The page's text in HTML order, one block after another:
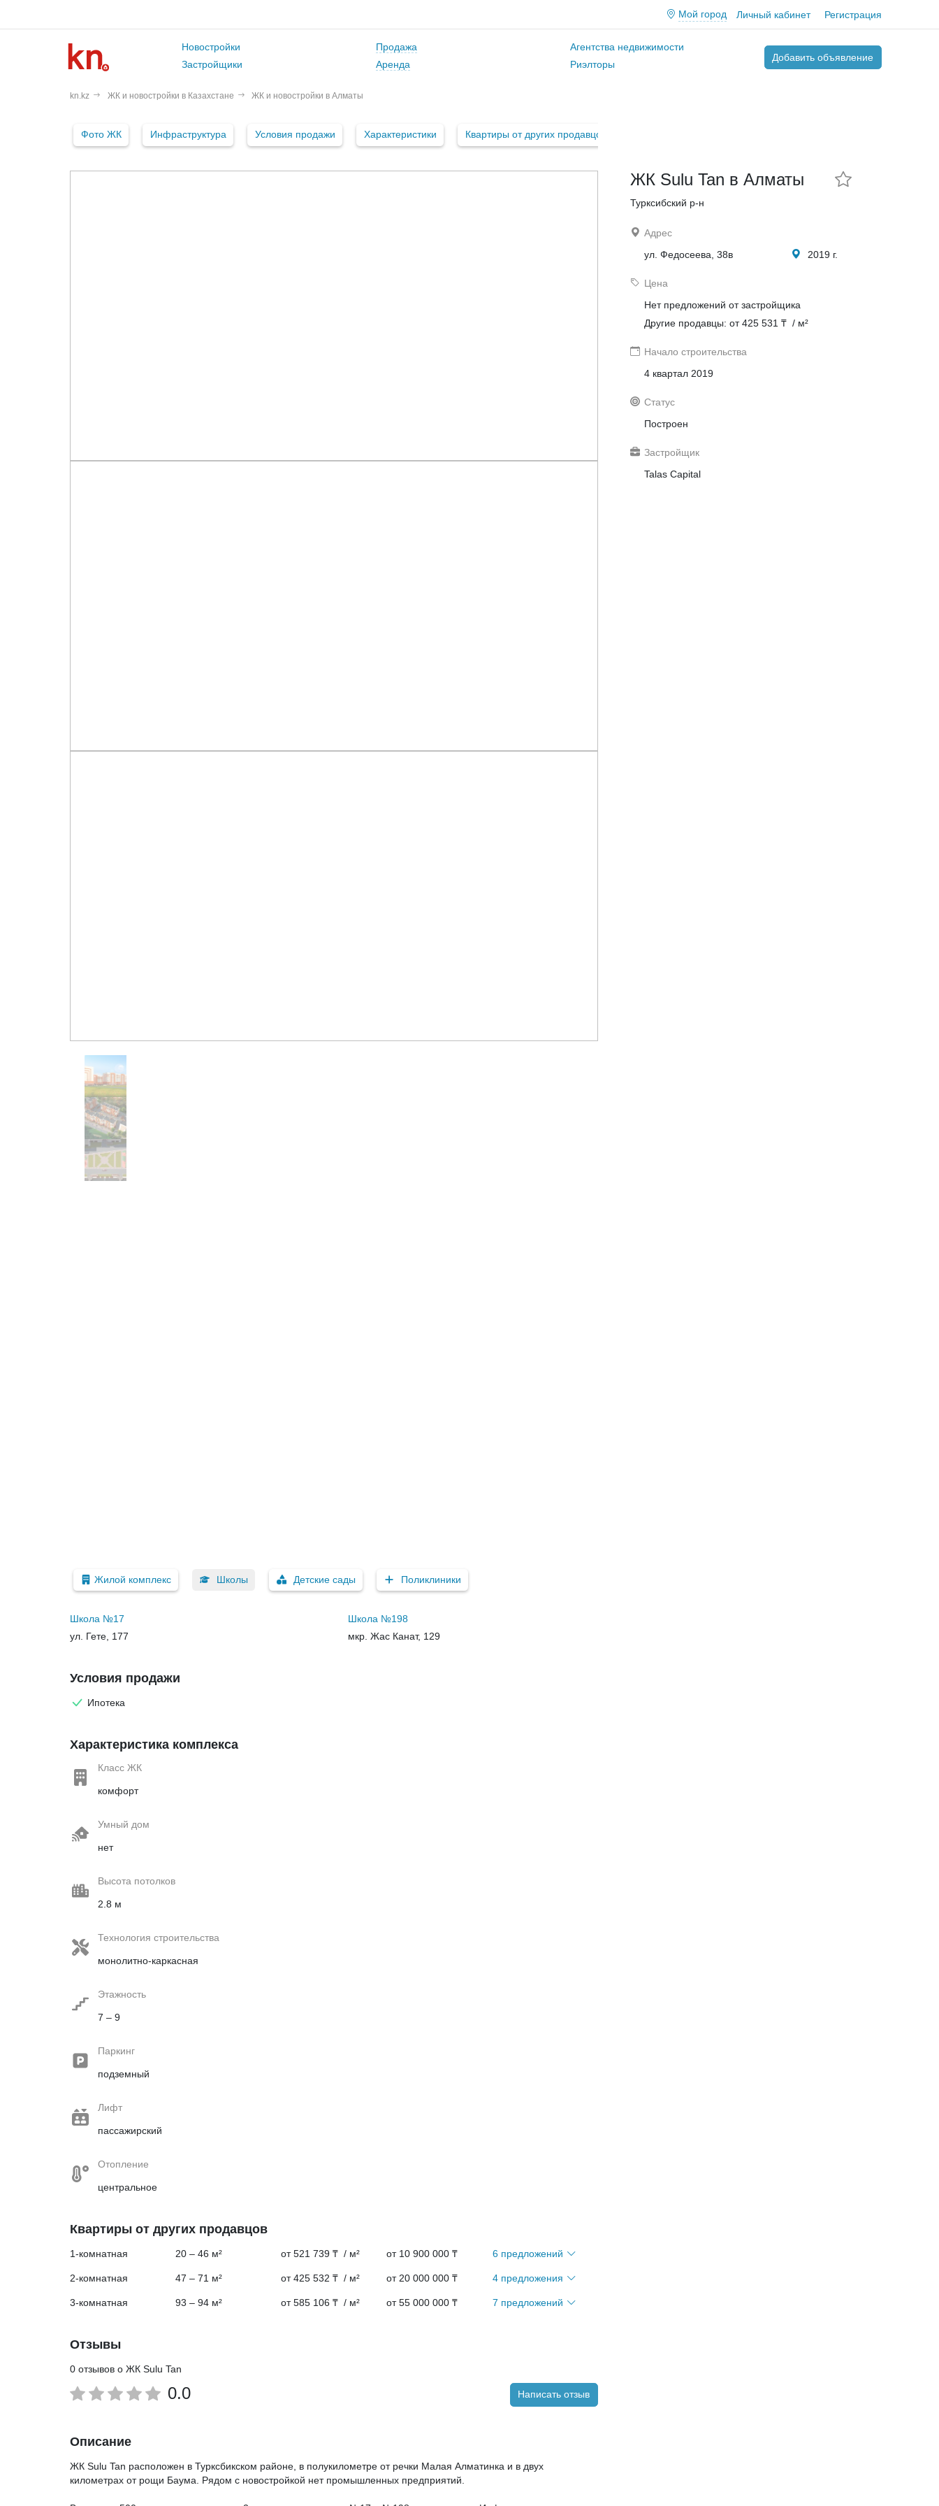
Мой город Личный кабинет Регистрация
Новостройки
Застройщики
Продажа
Аренда
Агентства недвижимости
Риэлторы
Добавить объявление
kn.kz ЖК и новостройки в Казахстане ЖК и новостройки в Алматы
Жилой комплекс Школы Детские сады Поликлиники
Школа №17
ул. Гете, 177
Школа №198
мкр. Жас Канат, 129
Условия продажи
Ипотека
Характеристика комплекса
Класс ЖК
комфорт
Умный дом
нет
Высота потолков
2.8 м
Технология строительства
монолитно-каркасная
Этажность
7 – 9
Паркинг
подземный
Лифт
пассажирский
Отопление
центральное
Квартиры от других продавцов
1-комнатная 20 – 46 м² от 521 739 ₸ / м² от 10 900 000 ₸ 6 предложений
2-комнатная 47 – 71 м² от 425 532 ₸ / м² от 20 000 000 ₸ 4 предложения
3-комнатная 93 – 94 м² от 585 106 ₸ / м² от 55 000 000 ₸ 7 предложений
Отзывы
0 отзывов о ЖК Sulu Tan
0.0 Написать отзыв
Описание
ЖК Sulu Tan расположен в Турксбикском районе, в полукилометре от речки Малая Алматинка и в двух
километрах от рощи Баума. Рядом с новостройкой нет промышленных предприятий.
ЖК Sulu Tan в Алматы
Турксибский р-н
Адрес
ул. Федосеева, 38в
2019 г.
Цена
Нет предложений от застройщика
Другие продавцы: от 425 531 ₸ / м²
Начало строительства
4 квартал 2019
Статус
Построен
Застройщик
Talas Capital
Фото ЖК Инфраструктура Условия продажи Характеристики Квартиры от других продавцов